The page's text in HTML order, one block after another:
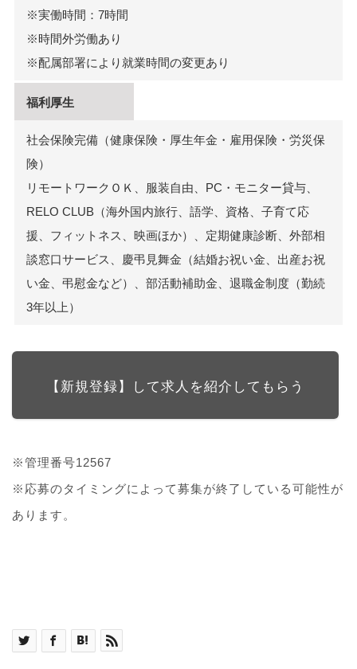
※実働時間：7時間
※時間外労働あり
※配属部署により就業時間の変更あり
福利厚生
社会保険完備（健康保険・厚生年金・雇用保険・労災保
険）
リモートワークＯＫ、服装自由、PC・モニター貸与、
RELO CLUB（海外国内旅行、語学、資格、子育て応
援、フィットネス、映画ほか）、定期健康診断、外部相
談窓口サービス、慶弔見舞金（結婚お祝い金、出産お祝
い金、弔慰金など）、部活動補助金、退職金制度（勤続
3年以上）
【新規登録】して求人を紹介してもらう
※管理番号12567
※応募のタイミングによって募集が終了している可能性が
あります。